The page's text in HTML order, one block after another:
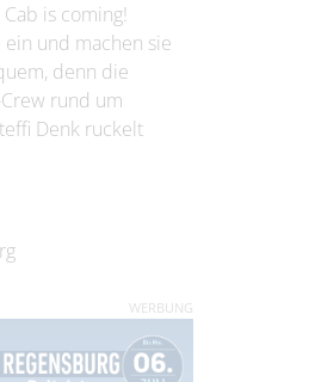
is coming!
ein und machen sie
denn die
rund um
Denk ruckelt
WERBUNG